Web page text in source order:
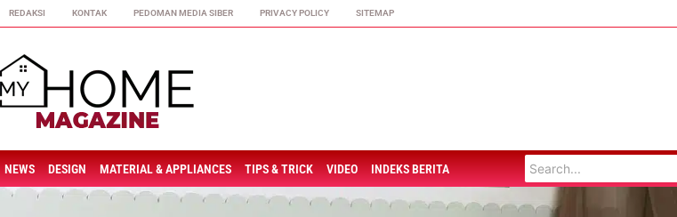
REDAKSI KONTAK PEDOMAN MEDIA SIBER PRIVACY POLICY SITEMAP
NEWS DESIGN MATERIAL & APPLIANCES TIPS & TRICK VIDEO INDEKS BERITA